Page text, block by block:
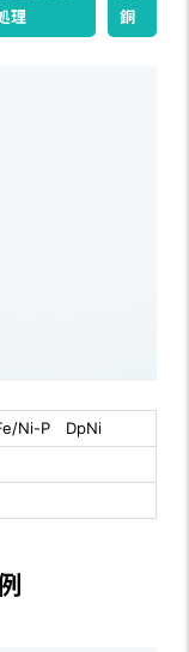
理
銅
Ni-P DpNi